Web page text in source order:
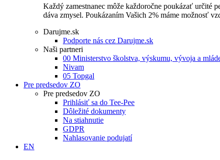
Každý zamestnanec môže každoročne poukázať určité
dáva zmysel. Poukázaním Vašich 2% máme možnosť
Darujme.sk
Podporte nás cez Darujme.sk
Naši partneri
00 Ministerstvo školstva, výskumu, vývoja a
Nivam
05 Topgal
Pre predsedov ZO
Pre predsedov ZO
Prihlásiť sa do Tee-Pee
Dôležité dokumenty
Na stiahnutie
GDPR
Nahlasovanie podujatí
EN